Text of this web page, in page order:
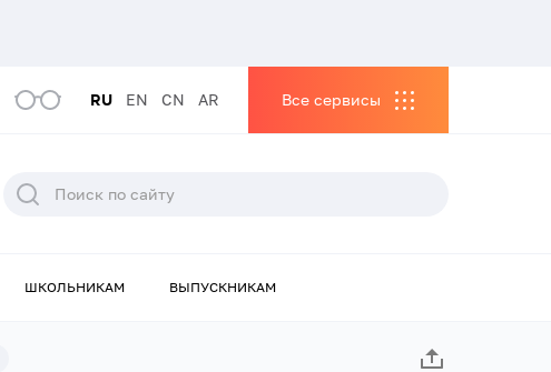
RU EN CN AR Все сервисы
ШКОЛЬНИКАМ ВЫПУСКНИКАМ